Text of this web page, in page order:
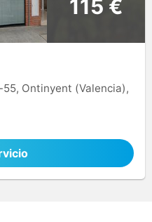
115 €
Ontinyent (Valencia),